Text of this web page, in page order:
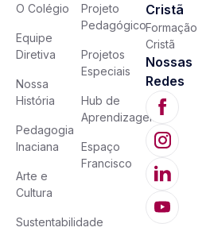
O Colégio
Equipe
Diretiva
Nossa
História
Pedagogia
Inaciana
Arte e
Cultura
Sustentabilidade
Projeto
Pedagógico
Projetos
Especiais
Hub de
Aprendizagem
Espaço
Francisco
Cristã
Formação
Cristã
Nossas
Redes